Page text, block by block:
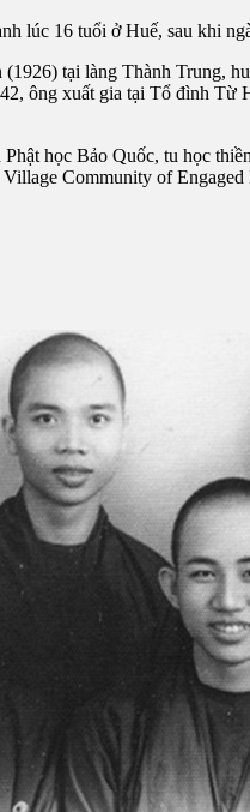
lúc 16 tuổi ở Huế, sau khi
tại làng Thành Trung,
ông xuất gia tại Tổ đình
học Bảo Quốc, tu học
Community of Engaged